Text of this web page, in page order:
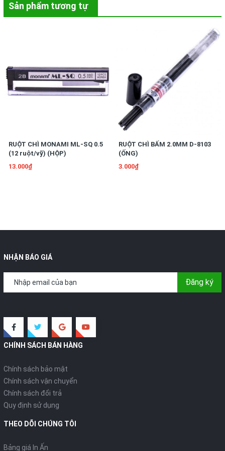
- Đậy nắp ngay sau khi sử dụng.
- Tránh làm bẩn hoặc thấm mực lên quần, áo, túi áo, vật có bề
Sản phẩm tương tự
RUỘT CHÌ MONAMI ML-SQ 0.5
(12 ruột/vỹ) (HỘP)
13.000₫
RUỘT CHÌ BẤM 2.0MM D-8103
(ỐNG)
3.000₫
NHẬN BÁO GIÁ
Đăng ký
CHÍNH SÁCH BÁN HÀNG
Chính sách bảo mật
Chính sách vận chuyển
Chính sách đổi trả
Quy định sử dụng
THEO DÕI CHÚNG TÔI
Bảng giá In Ấn